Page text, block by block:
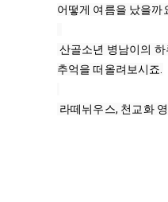
어떻게 여름을 났을까
추억을 떠올려보시죠.
라떼뉘우스, 천교화